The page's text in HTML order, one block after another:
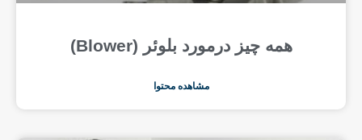
همه چیز درمورد بلوئر (Blower)
مشاهده محتوا